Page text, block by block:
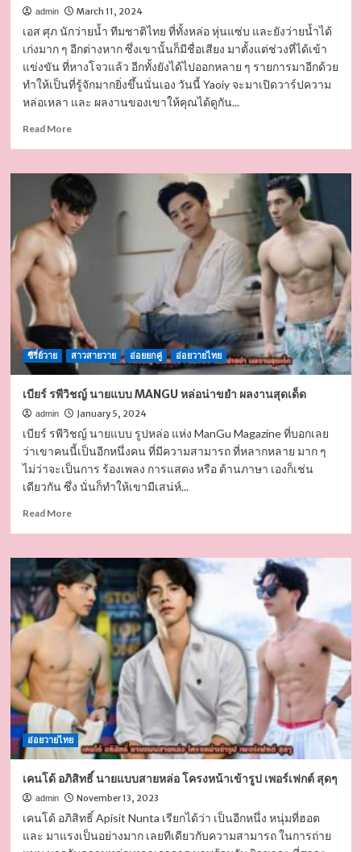
กระชาก
ใจ
admin March 11, 2024
เอส ศุภ นักว่ายน้ำ ทีมชาติไทย ที่ทั้งหล่อ หุ่นแซ่บ และยังว่ายน้ำได้
เก่งมาก ๆ อีกต่างหาก ซึ่งเขานั้นก็มีชื่อเสียง มาตั้งแต่ช่วงที่ได้เข้า
แข่งขัน ที่หางโจวแล้ว อีกทั้งยังได้ไปออกหลาย ๆ รายการมาอีกด้วย
ทำให้เป็นที่รู้จักมากยิ่งขึ้นนั่นเอง วันนี้ Yaoiy จะมาเปิดวาร์ปความ
หล่อเหลา และ ผลงานของเขาให้คุณได้ดูกัน...
Read MoreRead
เอส
หรือ
ฉลาม
เอส
นัก
ว่าย
น้ำ
ทีม
ชาติ
รูป
หล่อ
งาน
ดี
งาน
โดด
เด่น
ซีรี่ย์วาย สาวสายวาย อ่อยยกคู่ อ่อยวายไทย
เบียร์ รพีวิชญ์ นายแบบ MANGU หล่อน่าขยำ ผลงานสุดเด็ด
admin January 5, 2024
เบียร์ รพีวิชญ์ นายแบบ รูปหล่อ แห่ง ManGu Magazine ที่บอกเลย
ว่าเขาคนนี้เป็นอีกหนึ่งคน ที่มีความสามารถ ที่หลากหลาย มาก ๆ
ไม่ว่าจะเป็นการ ร้องเพลง การแสดง หรือ ด้านภาษา เองก็เช่น
เดียวกัน ซึ่ง นั่นก็ทำให้เขามีเสน่ห์...
Read MoreRead
เบียร์
รพี
วิชญ์
นาย
แบบ
MANGU
น่า
ขยำ
ผล
งาน
สุด
เด็ด
อ่อยวายไทย
เคนโด้ อภิสิทธิ์ นายแบบสายหล่อ โครงหน้าเข้ารูป เพอร์เฟกต์ สุดๆ
admin November 13, 2023
เคนโด้ อภิสิทธิ์ Apisit Nunta เรียกได้ว่า เป็นอีกหนึ่ง หนุ่มที่ฮอต
และ มาแรงเป็นอย่างมาก เลยทีเดียวกับความสามารถ ในการถ่าย